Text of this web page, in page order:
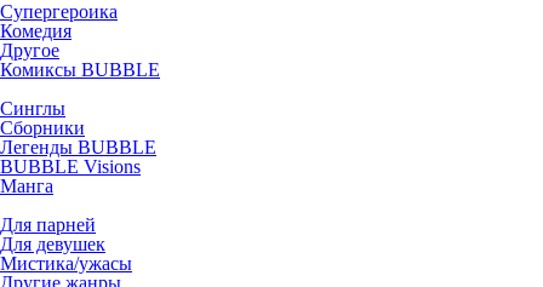
Супергероика
Комедия
Другое
Комиксы BUBBLE
Синглы
Сборники
Легенды BUBBLE
BUBBLE Visions
Манга
Для парней
Для девушек
Мистика/ужасы
Другие жанры